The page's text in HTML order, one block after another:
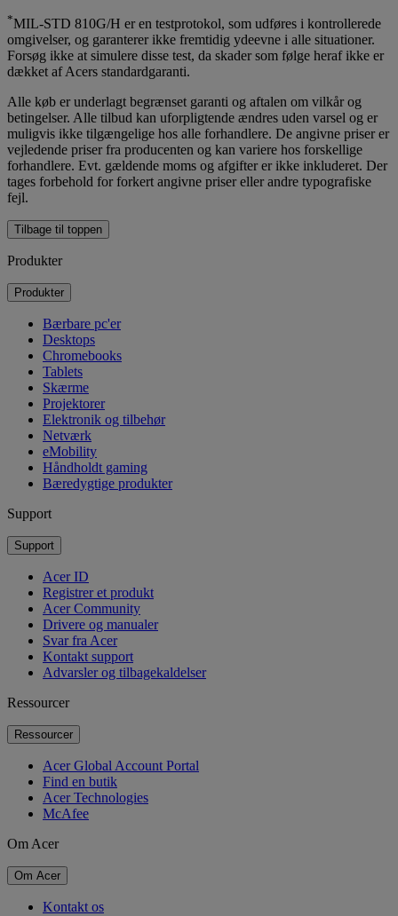
*MIL-STD 810G/H er en testprotokol, som udføres i kontrollerede
omgivelser, og garanterer ikke fremtidig ydeevne i alle situationer.
Forsøg ikke at simulere disse test, da skader som følge heraf ikke er
dækket af Acers standardgaranti.
Alle køb er underlagt begrænset garanti og aftalen om vilkår og
betingelser. Alle tilbud kan uforpligtende ændres uden varsel og er
muligvis ikke tilgængelige hos alle forhandlere. De angivne priser er
vejledende priser fra producenten og kan variere hos forskellige
forhandlere. Evt. gældende moms og afgifter er ikke inkluderet. Der
tages forbehold for forkert angivne priser eller andre typografiske
fejl.
Tilbage til toppen
Produkter
Produkter
Bærbare pc'er
Desktops
Chromebooks
Tablets
Skærme
Projektorer
Elektronik og tilbehør
Netværk
eMobility
Håndholdt gaming
Bæredygtige produkter
Support
Support
Acer ID
Registrer et produkt
Acer Community
Drivere og manualer
Svar fra Acer
Kontakt support
Advarsler og tilbagekaldelser
Ressourcer
Ressourcer
Acer Global Account Portal
Find en butik
Acer Technologies
McAfee
Om Acer
Om Acer
Kontakt os